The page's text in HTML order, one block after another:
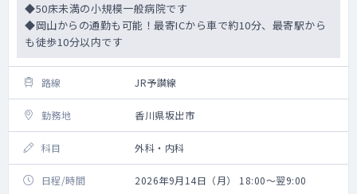
◆50床未満の小規模一般病院です
◆岡山からの通勤も可能！最寄ICから車で約10分、最寄駅から
も徒歩10分以内です
路線 JR予讃線
勤務地 香川県坂出市
科目 外科・内科
日程/時間 2026年9月14日（月） 18:00～翌9:00